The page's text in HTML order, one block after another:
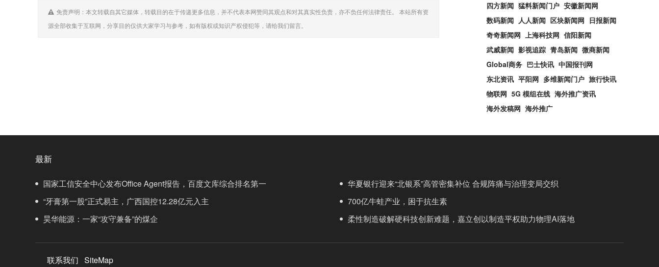
免责声明：本文转载自其它媒体，转载目的在于传递更多信息，并不代表本网赞同其观点和对其真实性负责，亦不负任何法律责任。 本站所有资
源全部收集于互联网，分享目的仅供大家学习与参考，如有版权或知识产权侵犯等，请给我们留言。
四方新闻 猛料新闻门户 安徽新闻网
数码新闻 人人新闻 区块新闻网 日报新闻
奇奇新闻网 上海科技网 信阳新闻
武威新闻 影视追踪 青岛新闻 微商新闻
Global商务 巴士快讯 中国报刊网
东北资讯 平阳网 多维新闻门户 旅行快讯
物联网 5G 模组在线 海外推广资讯
海外发稿网 海外推广
最新
国家工信安全中心发布Office Agent报告，百度文库综合排名第一
华夏银行迎来“北银系”高管密集补位 合规阵痛与治理变局交织
“牙膏第一股”正式易主，广西国控12.28亿元入主
700亿牛蛙产业，困于抗生素
昊华能源：一家“攻守兼备”的煤企
柔性制造破解硬科技创新难题，嘉立创以制造平权助力物理AI落地
联系我们 SiteMap